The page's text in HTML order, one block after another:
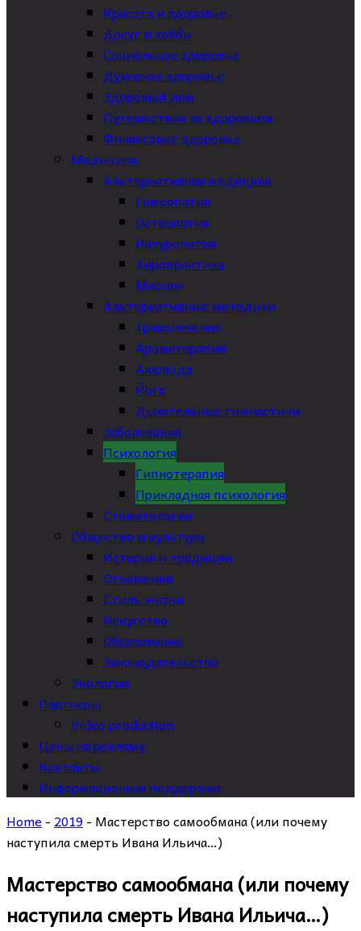
Красота и здоровье
Досуг и хобби
Социальное здоровье
Духовное здоровье
Здоровый дом
Путешествия за здоровьем
Финансовое здоровье
Медицина
Альтернативная медицина
Гомеопатия
Остеопатия
Натуропатия
Хиропрактика
Массаж
Альтернативные методики
Траволечение
Ароматерапия
Аюрведа
Йога
Дыхательные гимнастики
Заболевания
Психология
Гипнотерапия
Прикладная психология
Стоматология
Общество и культура
История и традиции
Отношения
Стиль жизни
Искусство
Образование
Законодательство
Экология
Партнеры
Video production
Цены на рекламу
Контакты
Информационная поддержка
Home- 2019 - Мастерство самообмана (или почему
наступила смерть Ивана Ильича…)
Мастерство самообмана (или почему
наступила смерть Ивана Ильича…)